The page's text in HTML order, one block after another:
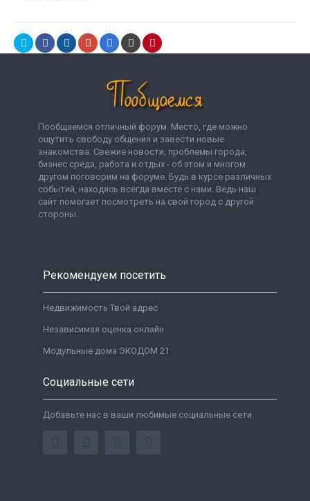
Пообщаемся отличный форум. Место, где можно
ощутить свободу общения и завести новые
знакомства. Свежие новости, проблемы города,
бизнес среда, работа и отдых - об этом и многом
другом поговорим на форуме. Будь в курсе различных
событий, находясь всегда вместе с нами. Ведь наш
сайт помогает посмотреть на свой город с другой
стороны.
Рекомендуем посетить
Недвижимость Твой адрес
Независимая оценка онлайн
Модульные дома ЭКОДОМ 21
Социальные сети
Добавьте нас в ваши любимые социальные сети